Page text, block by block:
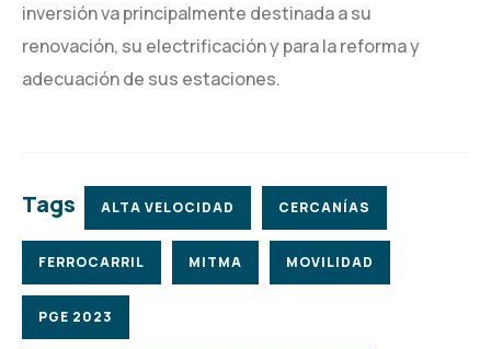
inversión va principalmente destinada a su
renovación, su electrificación y para la reforma y
adecuación de sus estaciones.
Tags ALTA VELOCIDAD CERCANÍAS
FERROCARRIL MITMA MOVILIDAD
PGE 2023